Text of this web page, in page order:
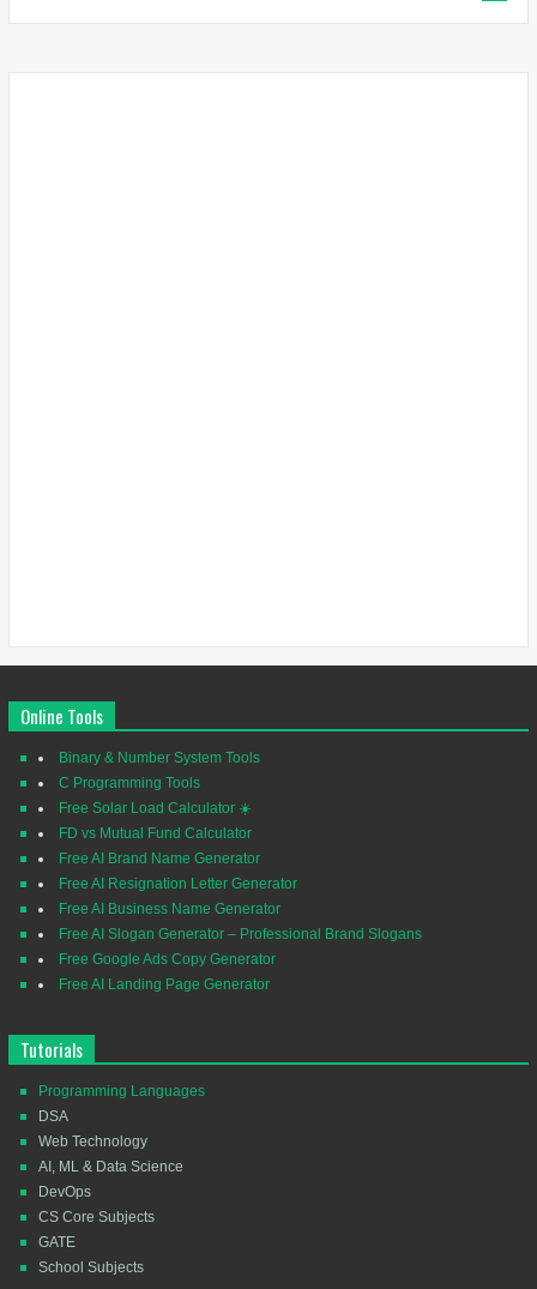
Online Tools
Binary & Number System Tools
C Programming Tools
Free Solar Load Calculator ☀️
FD vs Mutual Fund Calculator
Free AI Brand Name Generator
Free AI Resignation Letter Generator
Free AI Business Name Generator
Free AI Slogan Generator – Professional Brand Slogans
Free Google Ads Copy Generator
Free AI Landing Page Generator
Tutorials
Programming Languages
DSA
Web Technology
AI, ML & Data Science
DevOps
CS Core Subjects
GATE
School Subjects